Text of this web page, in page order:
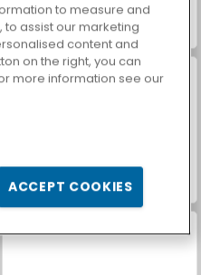
Car Parking City Duel
Royal Story
to measure and
assist our marketing
content and
on the right, you can
more information see our
ACCEPT COOKIES